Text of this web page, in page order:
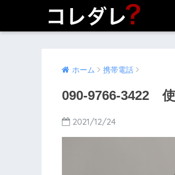
ホーム 携帯電話
090-9766-3422
2021/12/24